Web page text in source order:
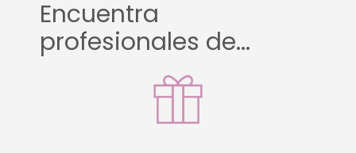
Encuentra
profesionales de...